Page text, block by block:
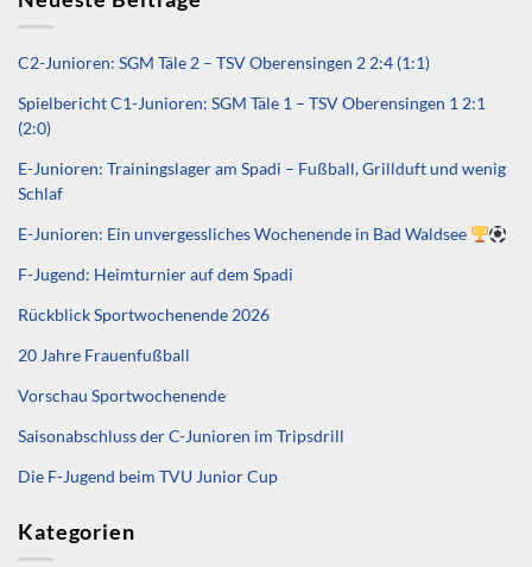
C2-Junioren: SGM Täle 2 – TSV Oberensingen 2 2:4 (1:1)
Spielbericht C1-Junioren: SGM Täle 1 – TSV Oberensingen 1 2:1
(2:0)
E-Junioren: Trainingslager am Spadi – Fußball, Grillduft und wenig
Schlaf
E-Junioren: Ein unvergessliches Wochenende in Bad Waldsee
F-Jugend: Heimturnier auf dem Spadi
Rückblick Sportwochenende 2026
20 Jahre Frauenfußball
Vorschau Sportwochenende
Saisonabschluss der C-Junioren im Tripsdrill
Die F-Jugend beim TVU Junior Cup
Kategorien